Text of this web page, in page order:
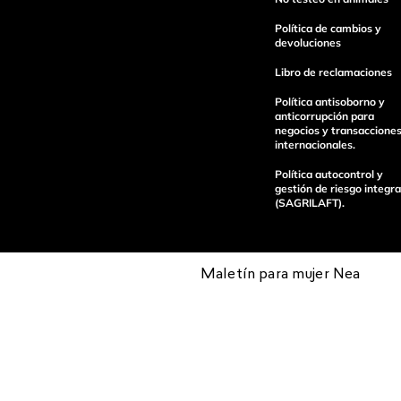
Maletín para mujer Nea
Política de cambios y
devoluciones
Libro de reclamaciones
Política antisoborno y
anticorrupción para
negocios y transacciones
internacionales.
Política autocontrol y
gestión de riesgo
(SAGRILAFT).